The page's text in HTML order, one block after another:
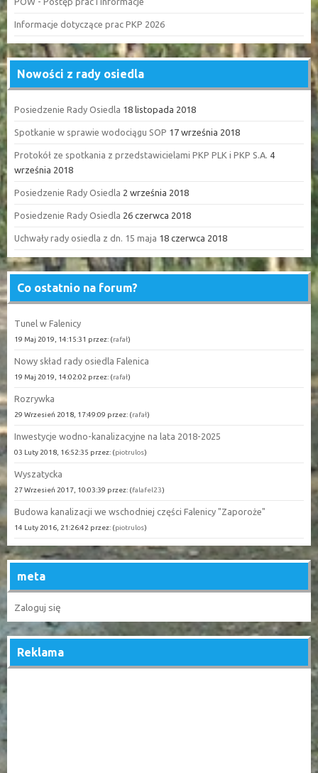
Informacje dotyczące prac PKP 2026
Nowości z rady osiedla
Posiedzenie Rady Osiedla 18 listopada 2018
Spotkanie w sprawie wodociągu SOP 17 września 2018
Protokół ze spotkania z przedstawicielami PKP PLK i PKP S.A. 4
września 2018
Posiedzenie Rady Osiedla 2 września 2018
Posiedzenie Rady Osiedla 26 czerwca 2018
Uchwały rady osiedla z dn. 15 maja 18 czerwca 2018
Co ostatnio na forum?
Tunel w Falenicy
19 Maj 2019, 14:15:31 przez: (rafał)
Nowy skład rady osiedla Falenica
19 Maj 2019, 14:02:02 przez: (rafał)
Rozrywka
29 Wrzesień 2018, 17:49:09 przez: (rafał)
Inwestycje wodno-kanalizacyjne na lata 2018-2025
03 Luty 2018, 16:52:35 przez: (piotrulos)
Wyszatycka
27 Wrzesień 2017, 10:03:39 przez: (falafel23)
Budowa kanalizacji we wschodniej części Falenicy "Zaporoże"
14 Luty 2016, 21:26:42 przez: (piotrulos)
meta
Zaloguj się
Reklama